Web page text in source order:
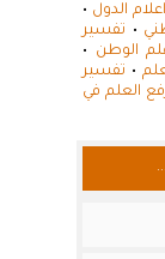
الدول •
• تفسير
الوطن •
• تفسير
العلم في